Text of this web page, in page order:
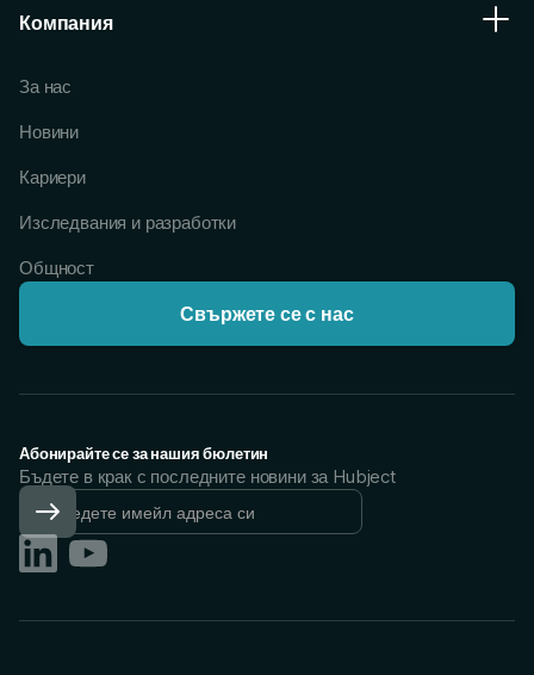
Компания
За нас
Новини
Кариери
Изследвания и разработки
Общност
Свържете се с нас
Абонирайте се за нашия бюлетин
Бъдете в крак с последните новини за Hubject